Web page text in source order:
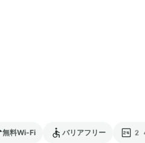
無料Wi-Fi バリアフリー 24